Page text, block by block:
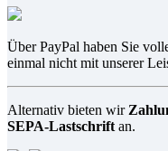
Über PayPal haben Sie
einmal nicht mit unserer
Alternativ bieten wir
SEPA-Lastschrift an.